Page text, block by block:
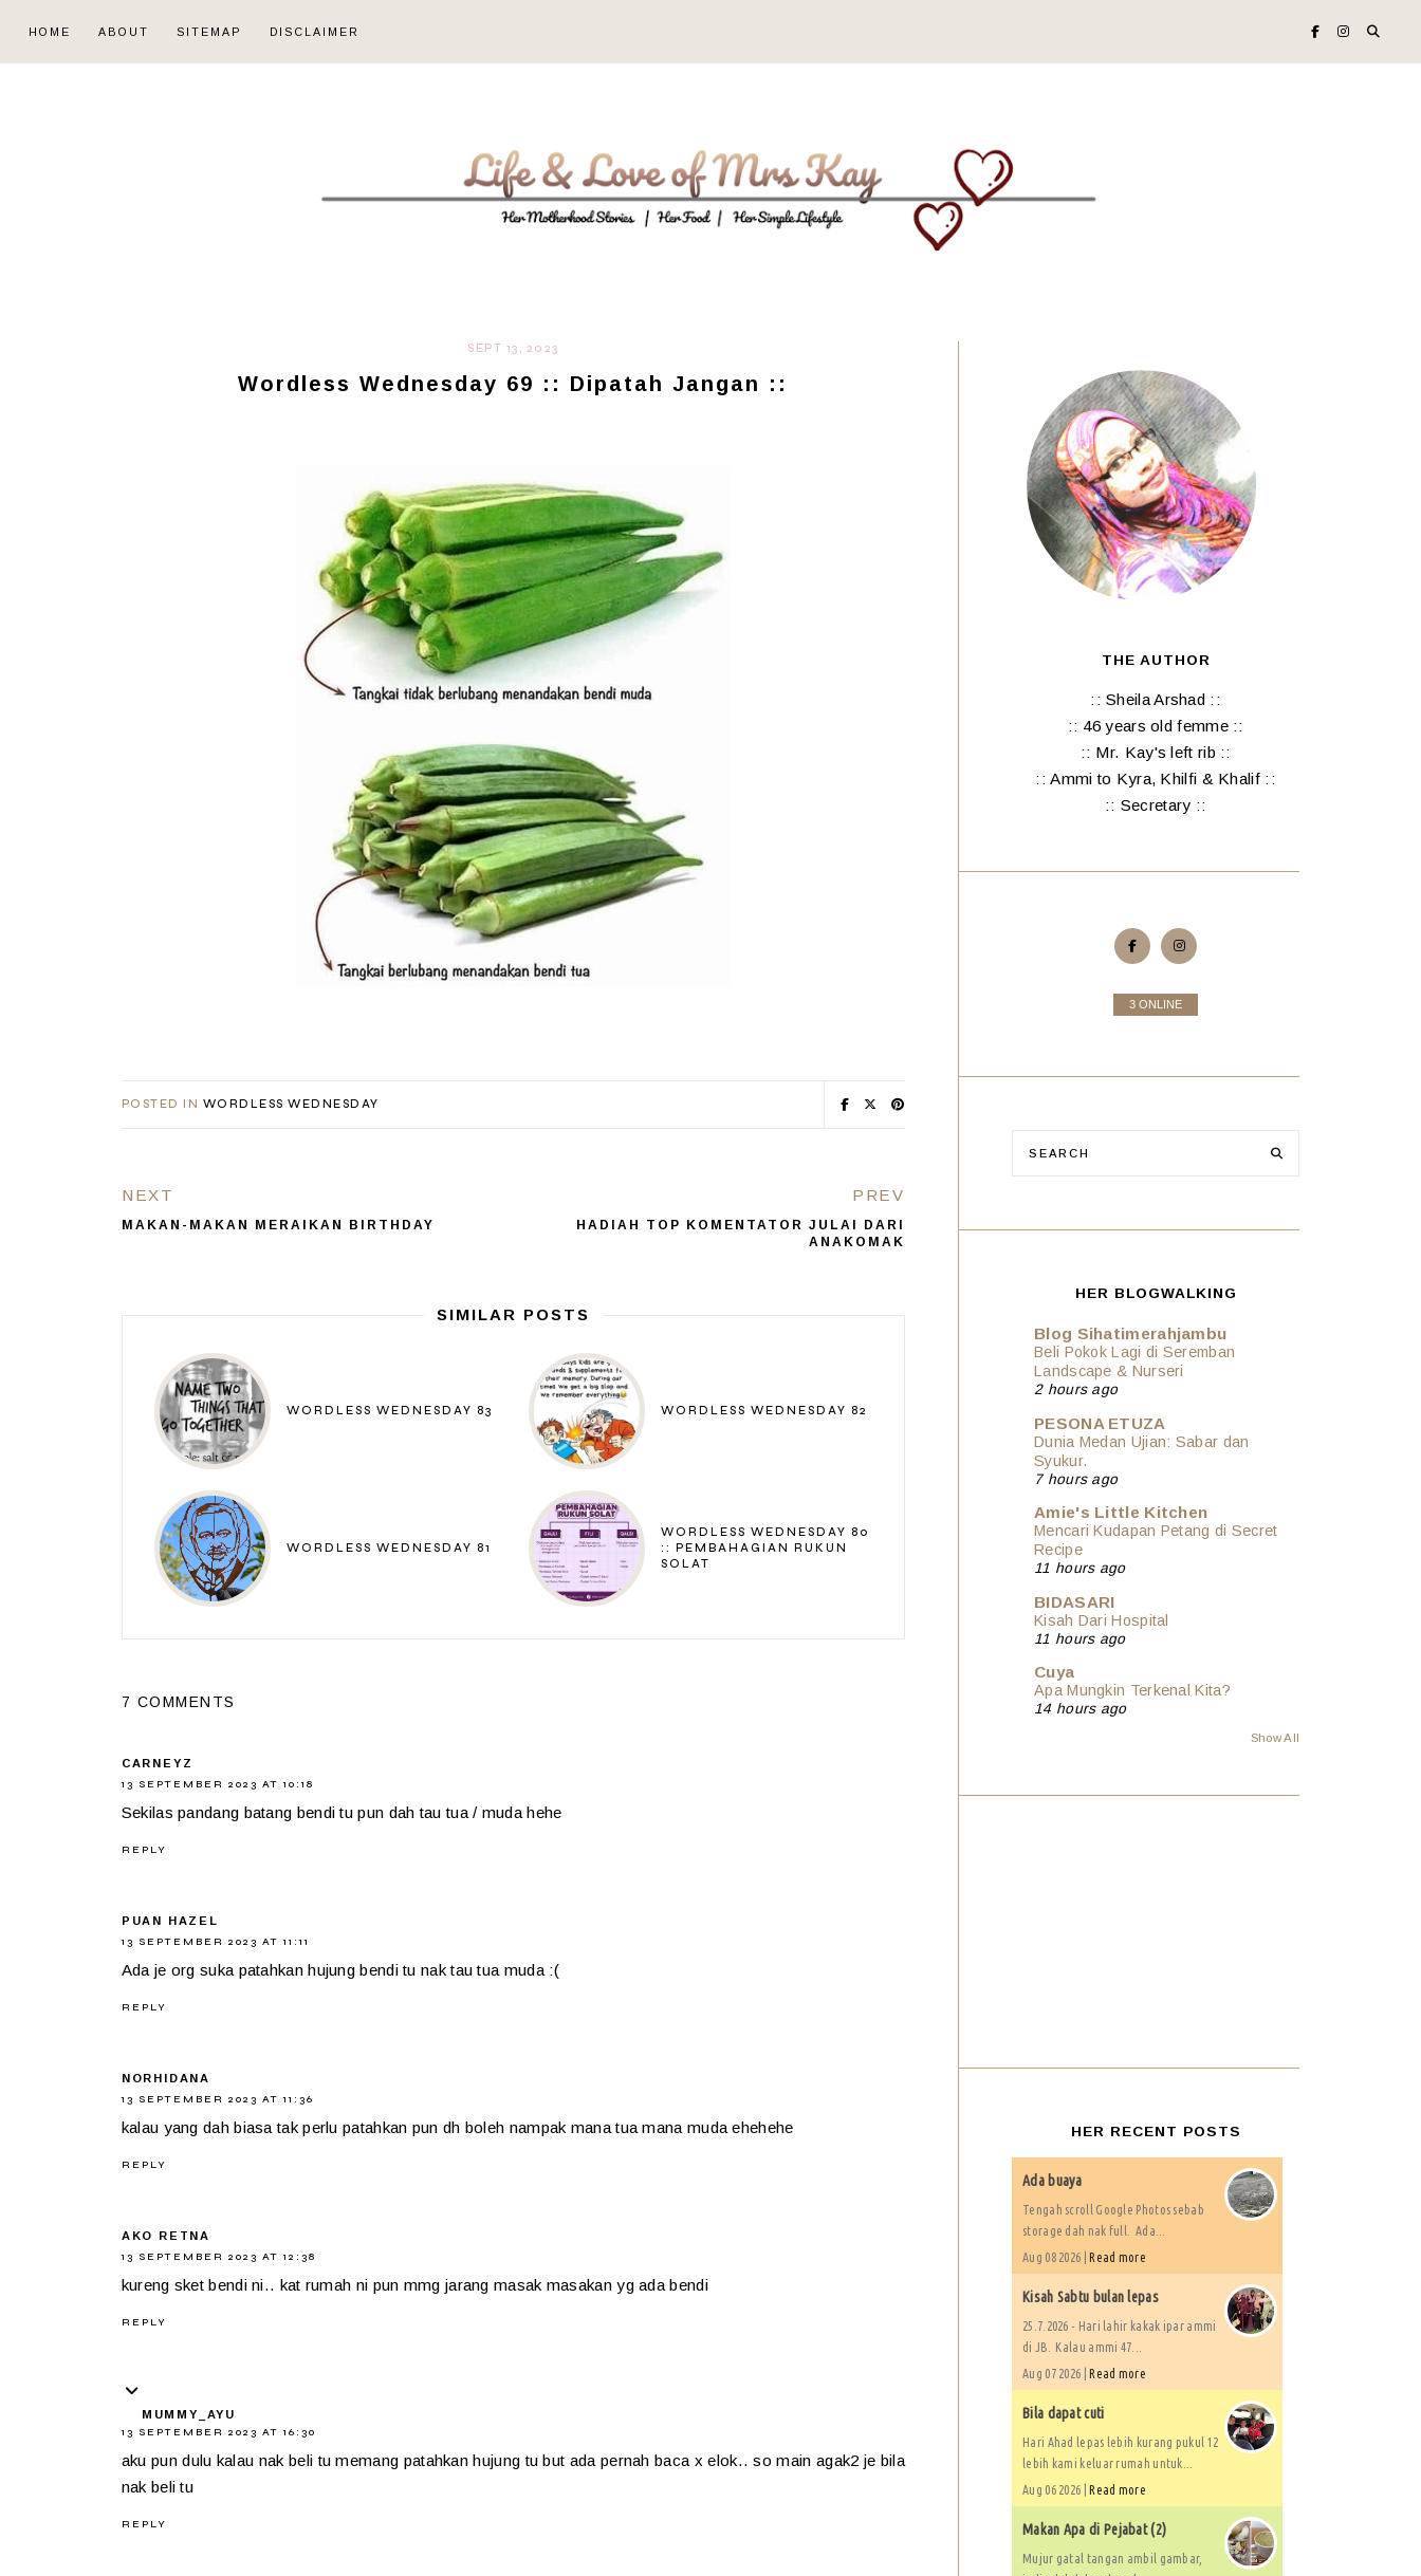
HOME ABOUT SITEMAP DISCLAIMER
SEPT 13, 2023
Wordless Wednesday 69 :: Dipatah Jangan ::
POSTED IN WORDLESS WEDNESDAY
NEXT
MAKAN-MAKAN MERAIKAN BIRTHDAY
PREV
HADIAH TOP KOMENTATOR JULAI DARI
ANAKOMAK
SIMILAR POSTS
WORDLESS WEDNESDAY 83 WORDLESS WEDNESDAY 82
WORDLESS WEDNESDAY 81
WORDLESS WEDNESDAY 80
:: PEMBAHAGIAN RUKUN
SOLAT
7 COMMENTS
CARNEYZ
13 SEPTEMBER 2023 AT 10:18
Sekilas pandang batang bendi tu pun dah tau tua / muda hehe
REPLY
PUAN HAZEL
13 SEPTEMBER 2023 AT 11:11
Ada je org suka patahkan hujung bendi tu nak tau tua muda :(
REPLY
NORHIDANA
13 SEPTEMBER 2023 AT 11:36
kalau yang dah biasa tak perlu patahkan pun dh boleh nampak mana tua mana muda ehehehe
REPLY
AKO RETNA
13 SEPTEMBER 2023 AT 12:38
kureng sket bendi ni.. kat rumah ni pun mmg jarang masak masakan yg ada bendi
REPLY
MUMMY_AYU
13 SEPTEMBER 2023 AT 16:30
aku pun dulu kalau nak beli tu memang patahkan hujung tu but ada pernah baca x elok.. so main agak2 je bila
nak beli tu
REPLY
THE AUTHOR
:: Sheila Arshad ::
:: 46 years old femme ::
:: Mr. Kay's left rib ::
:: Ammi to Kyra, Khilfi & Khalif ::
:: Secretary ::
3 ONLINE
HER BLOGWALKING
Blog Sihatimerahjambu
Beli Pokok Lagi di Seremban
Landscape & Nurseri
2 hours ago
PESONA ETUZA
Dunia Medan Ujian: Sabar dan
Syukur.
7 hours ago
Amie's Little Kitchen
Mencari Kudapan Petang di Secret
Recipe
11 hours ago
BIDASARI
Kisah Dari Hospital
11 hours ago
Cuya
Apa Mungkin Terkenal Kita?
14 hours ago
Show All
HER RECENT POSTS
Ada buaya
Tengah scroll Google Photos sebab
storage dah nak full. Ada...
Aug 08 2026 | Read more
Kisah Sabtu bulan lepas
25.7.2026 - Hari lahir kakak ipar ammi
di JB. Kalau ammi 47...
Aug 07 2026 | Read more
Bila dapat cuti
Hari Ahad lepas lebih kurang pukul 12
lebih kami keluar rumah untuk...
Aug 06 2026 | Read more
Makan Apa di Pejabat (2)
Mujur gatal tangan ambil gambar,